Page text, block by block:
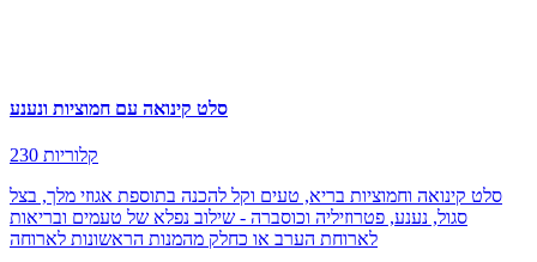
סלט קינואה עם חמוציות ונענע
230 קלוריות
סלט קינואה וחמוציות בריא, טעים וקל להכנה בתוספת אגוזי מלך, בצל
סגול, נענע, פטרוזיליה וכוסברה - שילוב נפלא של טעמים ובריאות
לארוחת הערב או כחלק מהמנות הראשונות לארוחה